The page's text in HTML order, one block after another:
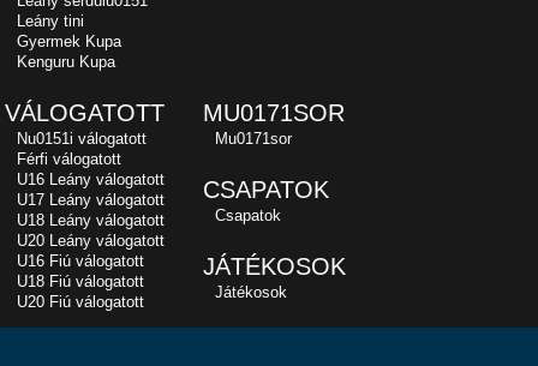
Leány tini
Gyermek Kupa
Kenguru Kupa
VÁLOGATOTT
Nu0151i válogatott
Férfi válogatott
U16 Leány válogatott
U17 Leány válogatott
U18 Leány válogatott
U20 Leány válogatott
U16 Fiú válogatott
U18 Fiú válogatott
U20 Fiú válogatott
MU0171SOR
Mu0171sor
CSAPATOK
Csapatok
JÁTÉKOSOK
Játékosok